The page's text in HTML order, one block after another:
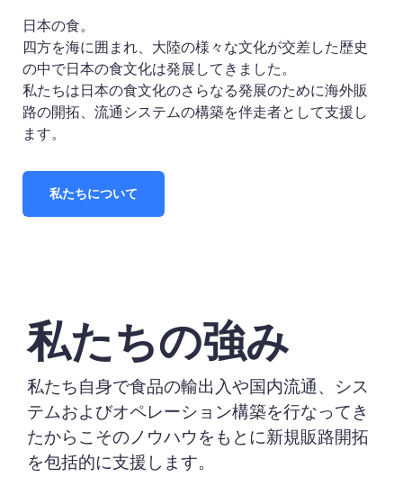
日本の食。
四方を海に囲まれ、大陸の様々な文化が交差した歴史
の中で日本の食文化は発展してきました。
私たちは日本の食文化のさらなる発展のために海外販
路の開拓、流通システムの構築を伴走者として支援し
ます。
私たちについて
私たちの強み
私たち自身で食品の輸出入や国内流通、シス
テムおよびオペレーション構築を行なってき
たからこそのノウハウをもとに新規販路開拓
を包括的に支援します。